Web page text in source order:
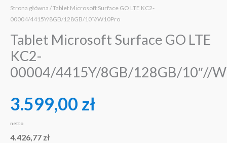
Strona główna / Tablet Microsoft Surface GO LTE KC2-
00004/4415Y/8GB/128GB/10″//W10Pro
Tablet Microsoft Surface GO LTE
KC2-
00004/4415Y/8GB/128GB/10″//
3.599,00 zł
netto
4.426,77 zł